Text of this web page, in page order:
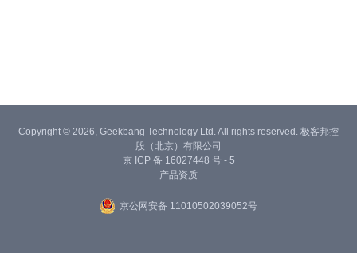
Copyright © 2026, Geekbang Technology Ltd. All rights reserved. 极客邦控
股（北京）有限公司
京 ICP 备 16027448 号 - 5
产品资质
京公网安备 11010502039052号